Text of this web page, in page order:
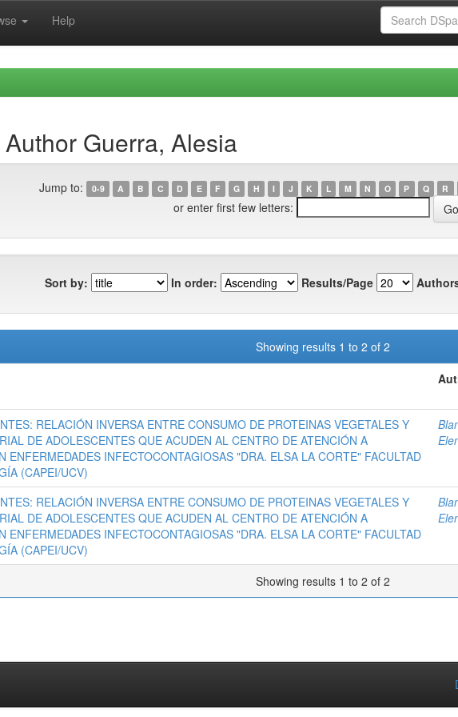
Help
Guerra, Alesia
Jump to: 0-9 A B C D E F G H I J K L M N O P Q R
or enter first few letters:
Sort by: In order: Results/Page
Showing results 1 to 2 of 2
RELACIÓN INVERSA ENTRE CONSUMO DE PROTEINAS VEGETALES Y
DE ADOLESCENTES QUE ACUDEN AL CENTRO DE ATENCIÓN A
ENFERMEDADES INFECTOCONTAGIOSAS "DRA. ELSA LA CORTE" FACULTAD
(CAPEI/UCV)
RELACIÓN INVERSA ENTRE CONSUMO DE PROTEINAS VEGETALES Y
DE ADOLESCENTES QUE ACUDEN AL CENTRO DE ATENCIÓN A
ENFERMEDADES INFECTOCONTAGIOSAS "DRA. ELSA LA CORTE" FACULTAD
(CAPEI/UCV)
Showing results 1 to 2 of 2